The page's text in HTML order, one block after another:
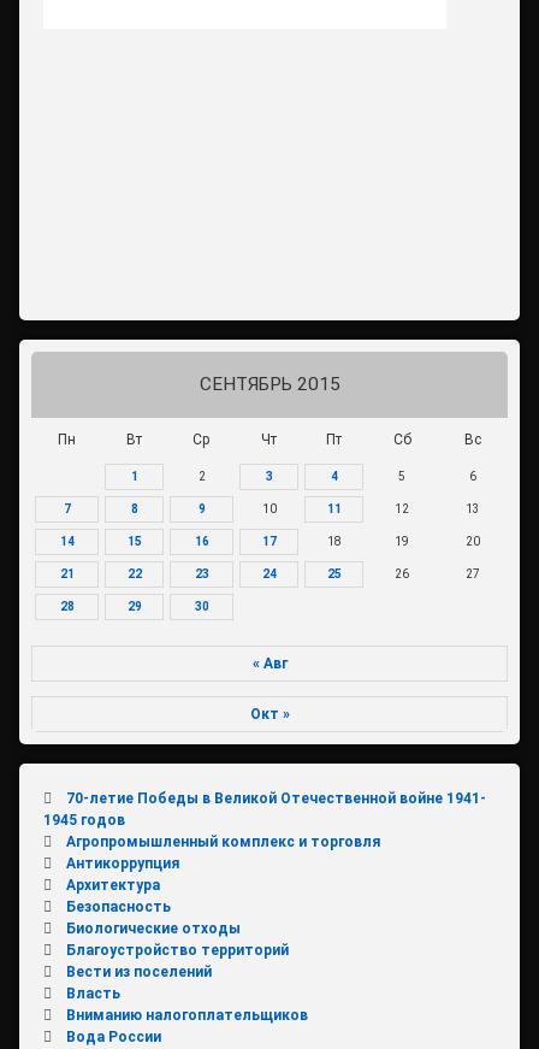
СЕНТЯБРЬ 2015
Пн Вт Ср Чт Пт Сб Вс
1 2 3 4 5 6
7 8 9 10 11 12 13
14 15 16 17 18 19 20
21 22 23 24 25 26 27
28 29 30
« Авг
Окт »
70-летие Победы в Великой Отечественной войне 1941-
1945 годов
Агропромышленный комплекс и торговля
Антикоррупция
Архитектура
Безопасность
Биологические отходы
Благоустройство территорий
Вести из поселений
Власть
Вниманию налогоплательщиков
Вода России